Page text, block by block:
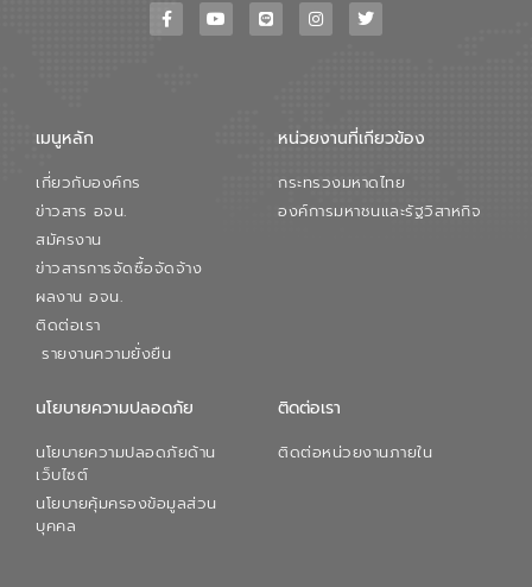
เมนูหลัก
เกี่ยวกับองค์กร
ข่าวสาร อจน.
สมัครงาน
ข่าวสารการจัดซื้อจัดจ้าง
ผลงาน อจน.
ติดต่อเรา
รายงานความยั่งยืน
หน่วยงานที่เกียวข้อง
กระทรวงมหาดไทย
องค์การมหาชนและรัฐวิสาหกิจ
นโยบายความปลอดภัย
นโยบายความปลอดภัยด้าน
เว็บไซต์
นโยบายคุ้มครองข้อมูลส่วน
บุคคล
ติดต่อเรา
ติดต่อหน่วยงานภายใน